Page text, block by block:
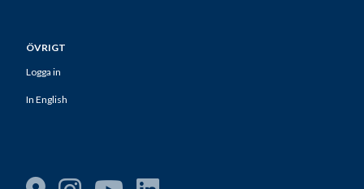
ÖVRIGT
Logga in
In English